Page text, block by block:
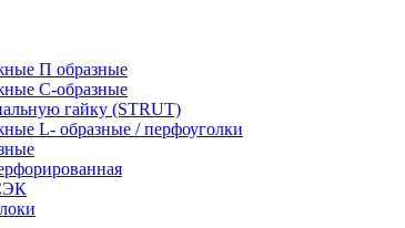
П образные
C-образные
гайку (STRUT)
L- образные / перфоуголки